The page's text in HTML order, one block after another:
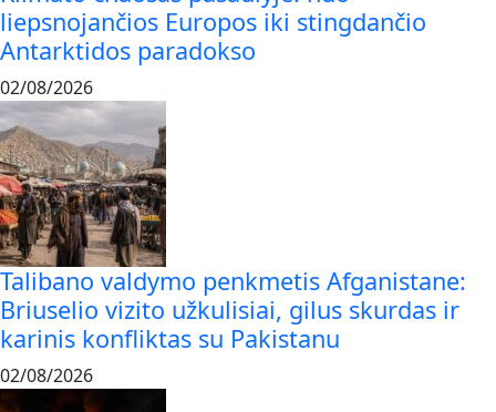
liepsnojančios Europos iki stingdančio
Antarktidos paradokso
02/08/2026
Talibano valdymo penkmetis Afganistane:
Briuselio vizito užkulisiai, gilus skurdas ir
karinis konfliktas su Pakistanu
02/08/2026